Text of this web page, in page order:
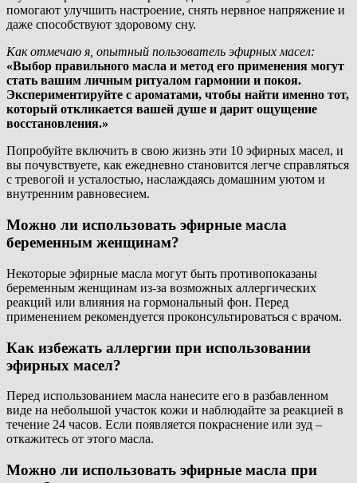
помогают улучшить настроение, снять нервное напряжение и
даже способствуют здоровому сну.
Как отмечаю я, опытный пользователь эфирных масел:
«Выбор правильного масла и метод его применения могут
стать вашим личным ритуалом гармонии и покоя.
Экспериментируйте с ароматами, чтобы найти именно тот,
который откликается вашей душе и дарит ощущение
восстановления.»
Попробуйте включить в свою жизнь эти 10 эфирных масел, и
вы почувствуете, как ежедневно становится легче справляться
с тревогой и усталостью, наслаждаясь домашним уютом и
внутренним равновесием.
Можно ли использовать эфирные масла
беременным женщинам?
Некоторые эфирные масла могут быть противопоказаны
беременным женщинам из-за возможных аллергических
реакций или влияния на гормональный фон. Перед
применением рекомендуется проконсультироваться с врачом.
Как избежать аллергии при использовании
эфирных масел?
Перед использованием масла нанесите его в разбавленном
виде на небольшой участок кожи и наблюдайте за реакцией в
течение 24 часов. Если появляется покраснение или зуд –
откажитесь от этого масла.
Можно ли использовать эфирные масла при